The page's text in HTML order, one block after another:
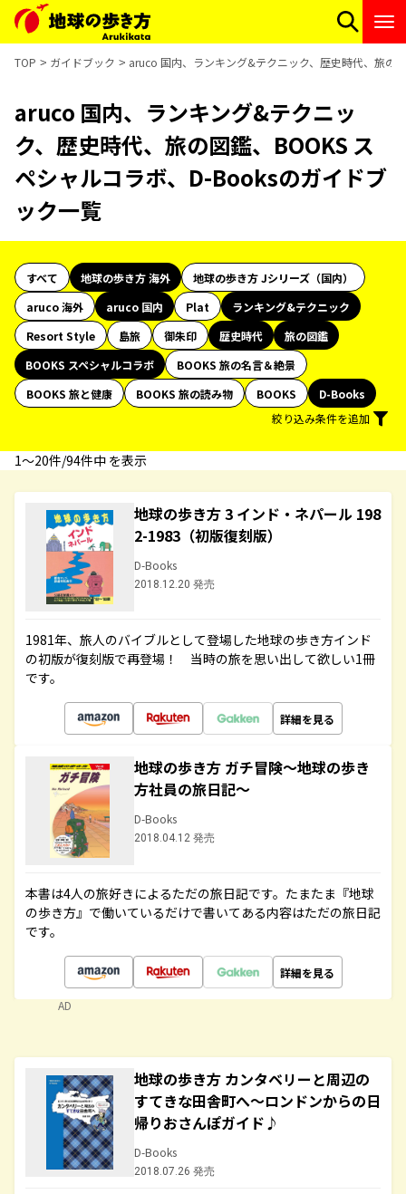
TOP ガイドブック aruco 国内、ランキング&テクニック、歴史時代、旅の
aruco 国内、ランキング&テクニッ
ク、歴史時代、旅の図鑑、BOOKS ス
ペシャルコラボ、D-Booksのガイドブ
ック一覧
すべて 地球の歩き方 海外
地球の歩き方 Jシリーズ（国内）
aruco 海外
aruco 国内 Plat
ランキング&テクニック
Resort Style
島旅 御朱印 歴史時代
旅の図鑑
BOOKS スペシャルコラボ
BOOKS 旅の名言＆絶景
BOOKS 旅と健康
BOOKS 旅の読み物 BOOKS
D-Books
絞り込み条件を追加
1〜20件/94件中 を表示
地球の歩き方 3 インド・ネパール 198
2-1983（初版復刻版）
D-Books
2018.12.20 発売
1981年、旅人のバイブルとして登場した地球の歩き方インド
の初版が復刻版で再登場！ 当時の旅を思い出して欲しい1冊
です。
詳細を見る
地球の歩き方 ガチ冒険～地球の歩き
方社員の旅日記～
D-Books
2018.04.12 発売
本書は4人の旅好きによるただの旅日記です。たまたま『地球
の歩き方』で働いているだけで書いてある内容はただの旅日記
です。
詳細を見る
AD
地球の歩き方 カンタベリーと周辺の
すてきな田舎町へ～ロンドンからの日
帰りおさんぽガイド♪
D-Books
2018.07.26 発売